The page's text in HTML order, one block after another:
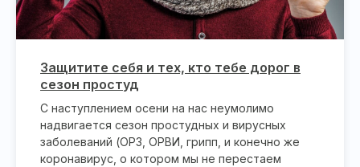
Защитите себя и тех, кто тебе дорог в
сезон простуд
С наступлением осени на нас неумолимо
надвигается сезон простудных и вирусных
заболеваний (ОРЗ, ОРВИ, грипп, и конечно же
коронавирус, о котором мы не перестаем